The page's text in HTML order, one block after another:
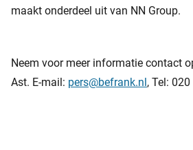
maakt onderdeel uit van NN Group.
Neem voor meer informatie contact
Ast. E-mail: pers@befrank.nl, Tel: